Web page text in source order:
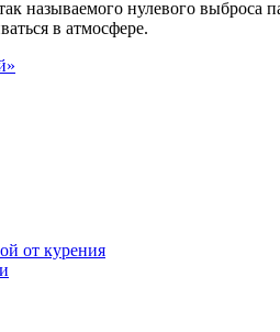
называемого нулевого
в атмосфере.
от курения